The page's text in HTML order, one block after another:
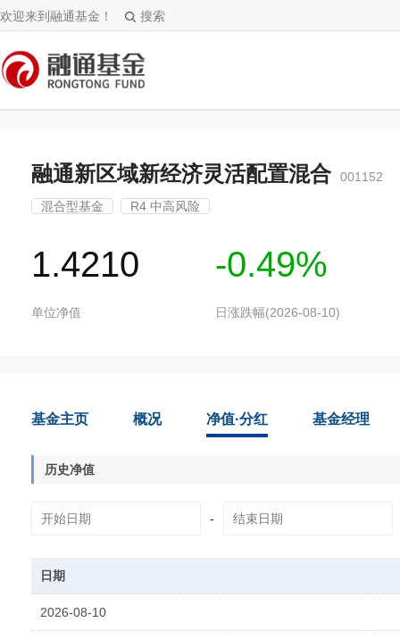
欢迎来到融通基金！ 搜索
融通新区域新经济灵活配置混合 001152
混合型基金 R4 中高风险
1.4210
单位净值
-0.49%
日涨跌幅(2026-08-10)
基金主页 概况 净值·分红 基金经理
历史净值
-
日期
2026-08-10